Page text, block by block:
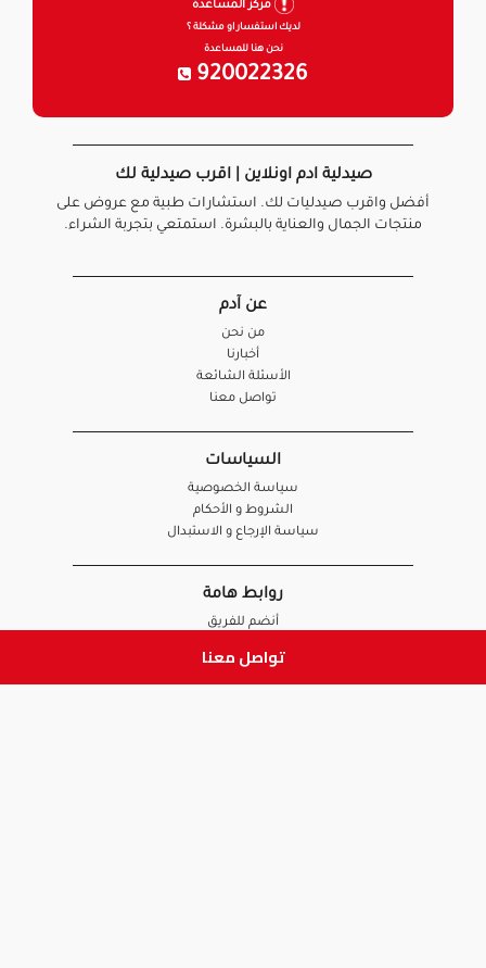
تواصل معنا
مركز المساعدة
لديك استفسار او مشكلة ؟
نحن هنا للمساعدة
920022326
صيدلية ادم اونلاين | اقرب صيدلية لك
أفضل واقرب صيدليات لك. استشارات طبية مع عروض على
منتجات الجمال والعناية بالبشرة. استمتعي بتجربة الشراء.
عن آدم
من نحن
أخبارنا
الأسئلة الشائعة
تواصل معنا
السياسات
سياسة الخصوصية
الشروط و الأحكام
سياسة الإرجاع و الاستبدال
روابط هامة
أنضم للفريق
الصيدلي
الموظف